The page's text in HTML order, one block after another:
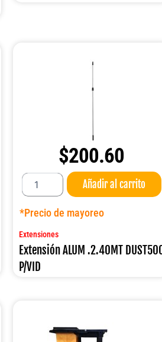
$200.60
Extensión
ALUM
.2.40MT
DUST5003
cantidad
Añadir al carrito
*Precio de mayoreo
Extensiones
Extensión ALUM .2.40MT
P/VID